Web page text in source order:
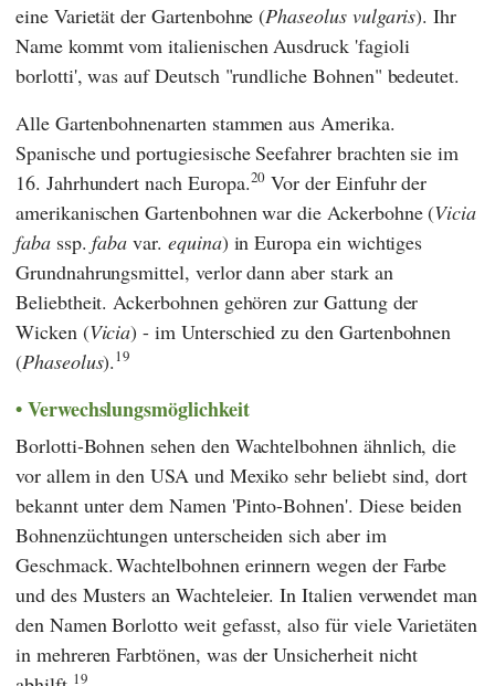
eine Varietät der Gartenbohne (Phaseolus vulgaris). Ihr
Name kommt vom italienischen Ausdruck 'fagioli
borlotti', was auf Deutsch "rundliche Bohnen" bedeutet.
Alle Gartenbohnenarten stammen aus Amerika.
Spanische und portugiesische Seefahrer brachten sie im
16. Jahrhundert nach Europa.20 Vor der Einfuhr der
amerikanischen Gartenbohnen war die Ackerbohne (Vicia
faba ssp.fabavar. equina) in Europa ein wichtiges
Grundnahrungsmittel, verlor dann aber stark an
Beliebtheit. Ackerbohnen gehören zur Gattung der
Wicken (Vicia) - im Unterschied zu den Gartenbohnen
(Phaseolus).19
Verwechslungsmöglichkeit
Borlotti-Bohnen sehen den Wachtelbohnen ähnlich, die
vor allem in den USA und Mexiko sehr beliebt sind, dort
bekannt unter dem Namen 'Pinto-Bohnen'. Diese beiden
Bohnenzüchtungen unterscheiden sich aber im
Geschmack.Wachtelbohnen erinnern wegen der Farbe
und des Musters an Wachteleier. In Italien verwendet man
den Namen Borlotto weit gefasst, also für viele Varietäten
in mehreren Farbtönen, was der Unsicherheit nicht
19